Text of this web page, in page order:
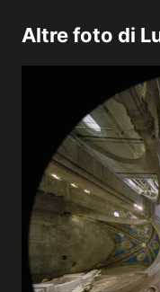
Altre foto di